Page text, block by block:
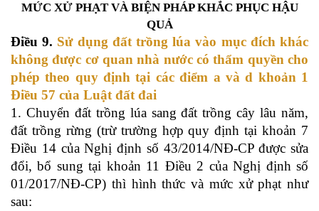
MỨC XỬ PHẠTVÀ BIỆN PHÁP KHẮC PHỤC HẬU
QUẢ
Điều 9. Sử dụng đất trồng lúa vào mục đích khác
không được cơ quan nhà nước có thẩm quyền cho
phép theo quy định tại các điểm a và d khoản 1
Điều 57 của Luật đất đai
1. Chuyển đất trồng lúa sang đất trồng cây lâu năm,
đất trồng rừng (trừ trường hợp quy định tại khoản 7
Điều 14 của Nghị định số 43/2014/NĐ-CP được sửa
đổi, bổ sung tại khoản 11 Điều 2 của Nghị định số
01/2017/NĐ-CP) thì hình thức và mức xử phạt như
sau: